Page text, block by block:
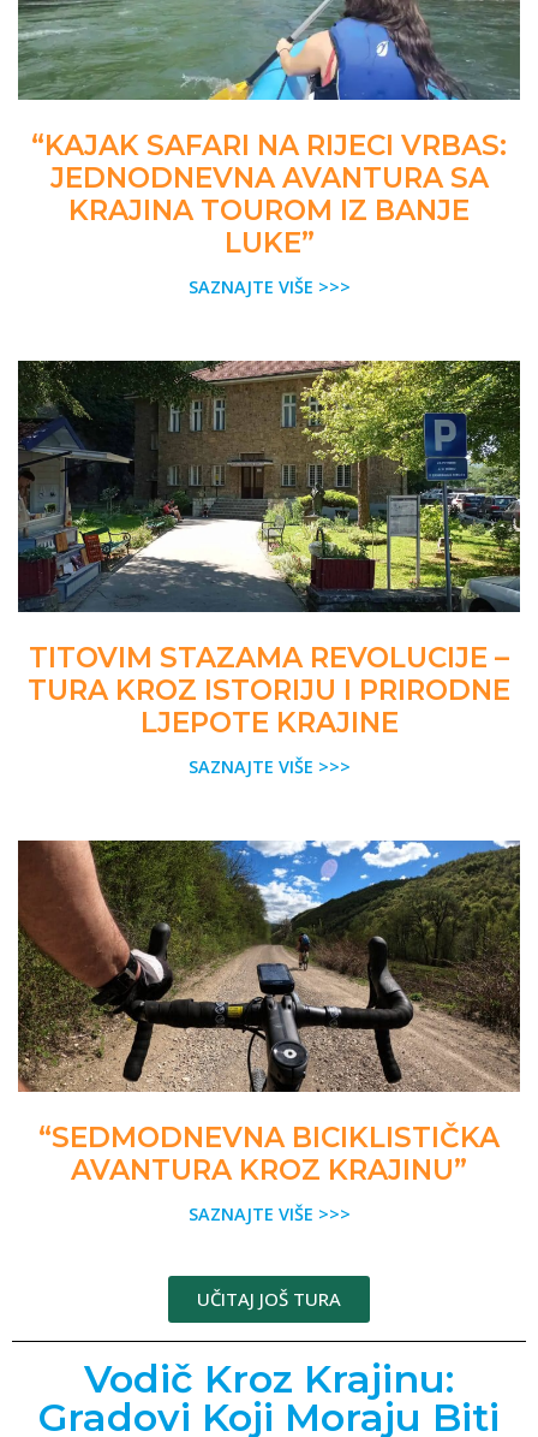
“KAJAK SAFARI NA RIJECI VRBAS:
JEDNODNEVNA AVANTURA SA
KRAJINA TOUROM IZ BANJE
LUKE”
SAZNAJTE VIŠE >>>
TITOVIM STAZAMA REVOLUCIJE –
TURA KROZ ISTORIJU I PRIRODNE
LJEPOTE KRAJINE
SAZNAJTE VIŠE >>>
“SEDMODNEVNA BICIKLISTIČKA
AVANTURA KROZ KRAJINU”
SAZNAJTE VIŠE >>>
UČITAJ JOŠ TURA
Vodič Kroz Krajinu:
Gradovi Koji Moraju Biti